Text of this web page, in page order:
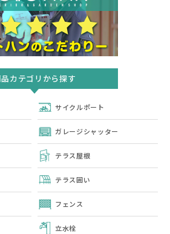
カテゴリから探す
サイクルポート
ガレージシャッター
テラス屋根
テラス囲い
フェンス
立水栓